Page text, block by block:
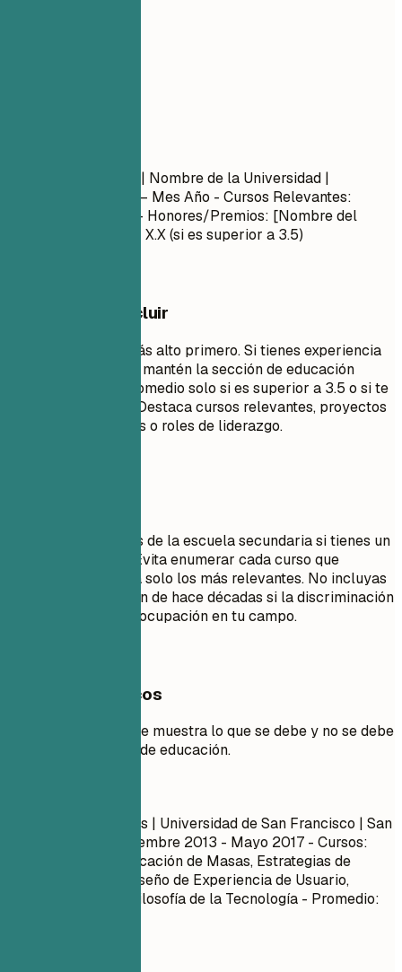
| Nombre de la Universidad |
Mes Año – Mes Año - Cursos Relevantes:
[Curso 1], [Curso 2] - Honores/Premios: [Nombre del
Premio] - Promedio: X.X (si es superior a 3.5)
Qué conviene incluir
Enumera tu título más alto primero. Si tienes experiencia
laboral significativa, mantén la sección de educación
breve. Incluye tu promedio solo si es superior a 3.5 o si te
acabas de graduar. Destaca cursos relevantes, proyectos
académicos, honores o roles de liderazgo.
No incluyas detalles de la escuela secundaria si tienes un
título universitario. Evita enumerar cada curso que
tomaste; selecciona solo los más relevantes. No incluyas
fechas de graduación de hace décadas si la discriminación
por edad es una preocupación en tu campo.
Ejemplos prácticos
Ejemplo práctico que muestra lo que se debe y no se debe
hacer en la sección de educación.
Licenciatura en Artes | Universidad de San Francisco | San
Septiembre 2013 - Mayo 2017 - Cursos:
Teoría de la Comunicación de Masas, Estrategias de
Medios Digitales, Diseño de Experiencia de Usuario,
Literatura Inglesa, Filosofía de la Tecnología - Promedio: